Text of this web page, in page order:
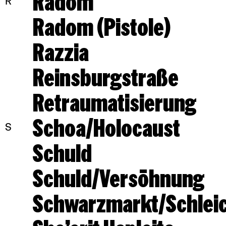
Radom (Pistole)
Razzia
Reinsburgstraße
Retraumatisierung
S
Schoa/Holocaust
Schuld
Schuld/Versöhnung
Schwarzmarkt/